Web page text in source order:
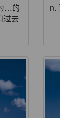
…的
过去
n.